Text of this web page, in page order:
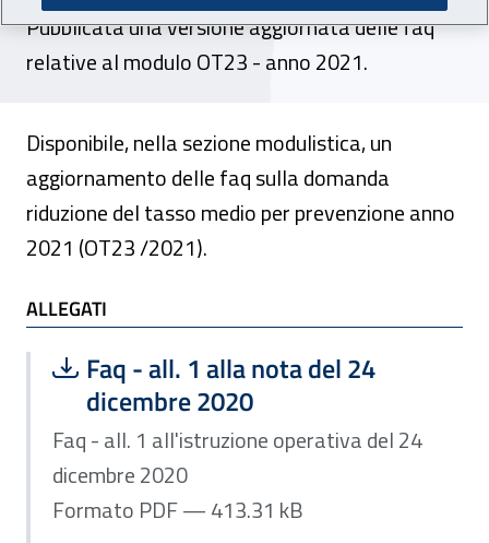
Pubblicata una versione aggiornata delle faq
relative al modulo OT23 - anno 2021.
Disponibile, nella sezione modulistica, un
aggiornamento delle faq sulla domanda
riduzione del tasso medio per prevenzione anno
2021 (OT23 /2021).
ALLEGATI
ALLEGATI
Scarica file:
Faq - all. 1 alla nota del 24
dicembre 2020
Formato PDF — Dimensione 413.31 kB
Faq - all. 1 all'istruzione operativa del 24
dicembre 2020
Formato PDF — 413.31 kB